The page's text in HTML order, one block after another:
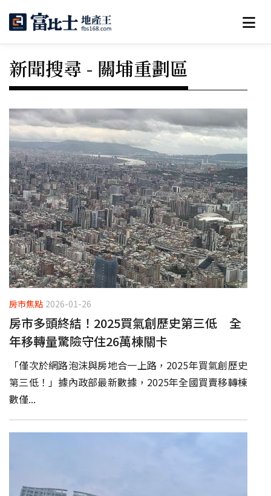
新聞搜尋 - 關埔重劃區
房市焦點 2026-01-26
房市多頭終結！2025買氣創歷史第三低 全
年移轉量驚險守住26萬棟關卡
「僅次於網路泡沫與房地合一上路，2025年買氣創歷史
第三低！」據內政部最新數據，2025年全國買賣移轉棟
數僅...